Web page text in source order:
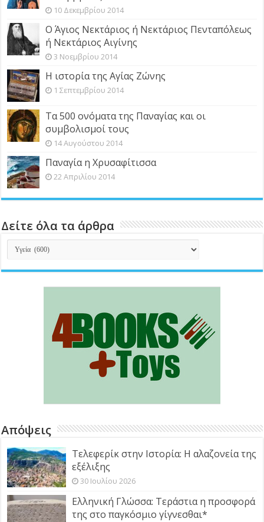
10 Δεκεμβρίου 2014
Ο Άγιος Νεκτάριος ή Νεκτάριος Πενταπόλεως
ή Νεκτάριος Αιγίνης
3 Νοεμβρίου 2014
Η ιστορία της Αγίας Ζώνης
1 Σεπτεμβρίου 2014
Τα 500 ονόματα της Παναγίας και οι
συμβολισμοί τους
14 Αυγούστου 2014
Παναγία η Χρυσαφίτισσα
22 Απριλίου 2014
Δείτε όλα τα άρθρα
Δείτε
όλα
τα
Απόψεις
Τελεφερίκ στην Ιστορία: Η αλαζονεία της
εξέλιξης
30 Ιουλίου 2026
Ελληνική Γλώσσα: Τεράστια η προσφορά
της στο παγκόσμιο γίγνεσθαι*